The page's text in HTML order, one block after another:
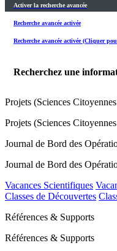
Activer la recherche avancée
Recherche avancée activée
Recherche avancée activée (Cliquer
Recherchez une
Projets (Sciences
Projets (Sciences
Journal de Bord des
Journal de Bord des
Vacances Scientifiques
Classes de Découvertes
Références & Supports
Références & Supports